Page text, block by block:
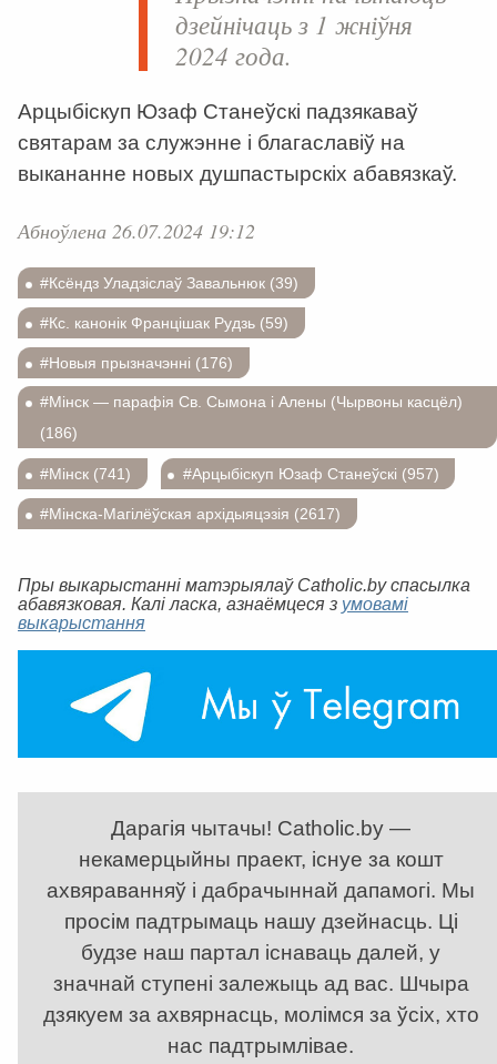
дзейнічаць з 1 жніўня
2024 года.
Арцыбіскуп Юзаф Станеўскі падзякаваў
святарам за служэнне і благаславіў на
выкананне новых душпастырскіх абавязкаў.
Абноўлена 26.07.2024 19:12
#Ксёндз Уладзіслаў Завальнюк (39)
#Кс. канонік Францішак Рудзь (59)
#Новыя прызначэнні (176)
#Мінск — парафія Св. Сымона і Алены (Чырвоны касцёл)
(186)
#Мінск (741) #Арцыбіскуп Юзаф Станеўскі (957)
#Мінска-Магілёўская архідыяцэзія (2617)
Пры выкарыстанні матэрыялаў Catholic.by спасылка
абавязковая. Калі ласка, азнаёмцеся з умовамі
выкарыстання
Дарагія чытачы! Catholic.by —
некамерцыйны праект, існуе за кошт
ахвяраванняў і дабрачыннай дапамогі. Мы
просім падтрымаць нашу дзейнасць. Ці
будзе наш партал існаваць далей, у
значнай ступені залежыць ад вас. Шчыра
дзякуем за ахвярнасць, молімся за ўсіх, хто
нас падтрымлівае.